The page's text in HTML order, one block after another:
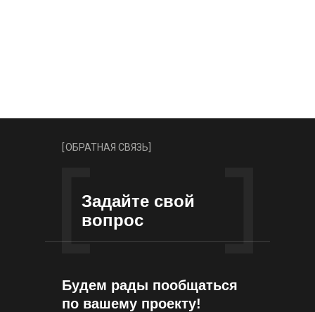
Задайте свой
вопрос
ОБРАТНАЯ СВЯЗЬ
Будем рады пообщаться
по вашему проекту!